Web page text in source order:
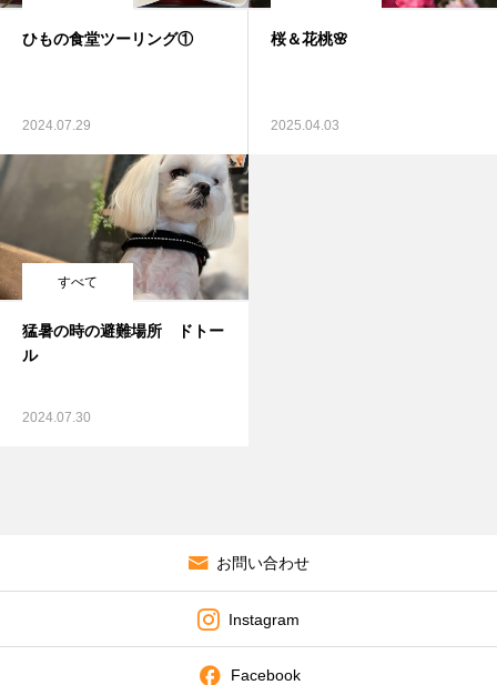
ひもの食堂ツーリング①
2024.07.29
桜＆花桃🌸
2025.04.03
すべて
猛暑の時の避難場所 ドトー
ル
2024.07.30
お問い合わせ
Instagram
Facebook